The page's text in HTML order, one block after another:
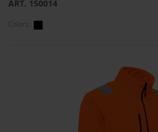
ART. 150014
Colors: